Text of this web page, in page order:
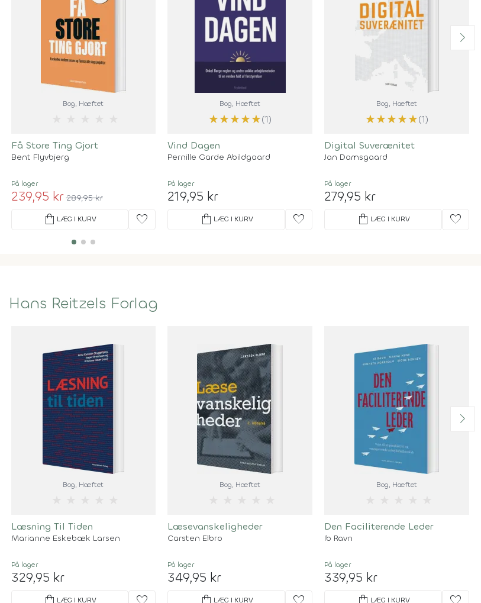
Bog, Hæftet
Få Store Ting Gjort
Bent Flyvbjerg
På lager
239,95 kr 289,95 kr
shopping_bag LÆG I KURV favorite
Bog, Hæftet
★★★★★(1)
Vind Dagen
Pernille Garde Abildgaard
På lager
219,95 kr
shopping_bag LÆG I KURV favorite
Bog, Hæftet
★★★★★(1)
Digital Suverænitet
Jan Damsgaard
På lager
279,95 kr
shopping_bag LÆG I KURV favorite
Hans Reitzels Forlag
Bog, Hæftet
Læsning Til Tiden
Marianne Eskebæk Larsen
På lager
329,95 kr
LÆG I KURV
Bog, Hæftet
Læsevanskeligheder
Carsten Elbro
På lager
349,95 kr
LÆG I KURV
Bog, Hæftet
Den Faciliterende Leder
Ib Ravn
På lager
339,95 kr
LÆG I KURV